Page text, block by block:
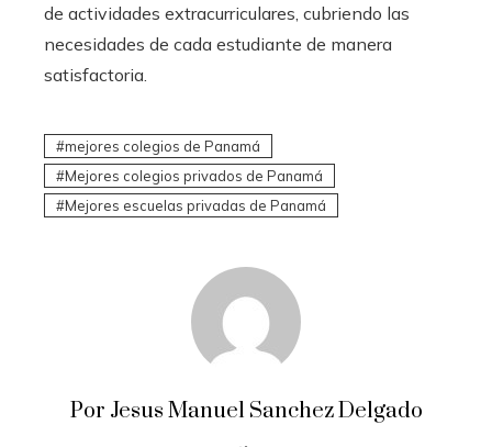
de actividades extracurriculares, cubriendo las
necesidades de cada estudiante de manera
satisfactoria.
mejores colegios de Panamá
Mejores colegios privados de Panamá
Mejores escuelas privadas de Panamá
Por Jesus Manuel Sanchez Delgado